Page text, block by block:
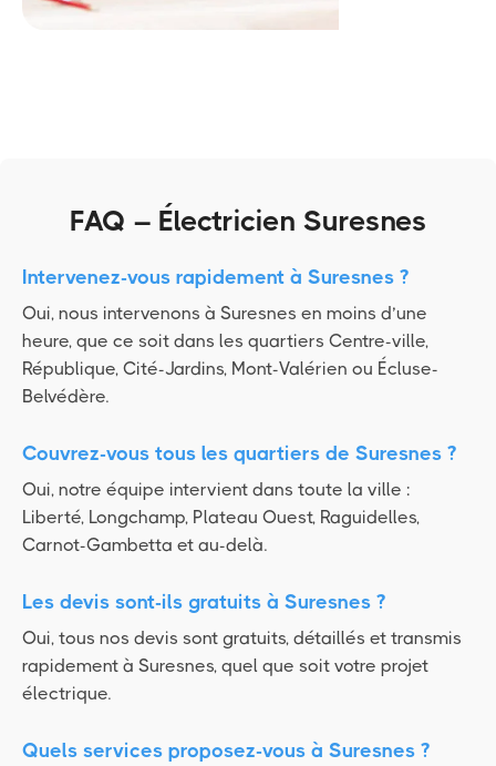
FAQ – Électricien Suresnes
Intervenez-vous rapidement à Suresnes ?
Oui, nous intervenons à Suresnes en moins d’une
heure, que ce soit dans les quartiers Centre-ville,
République, Cité-Jardins, Mont-Valérien ou Écluse-
Belvédère.
Couvrez-vous tous les quartiers de Suresnes ?
Oui, notre équipe intervient dans toute la ville :
Liberté, Longchamp, Plateau Ouest, Raguidelles,
Carnot-Gambetta et au-delà.
Les devis sont-ils gratuits à Suresnes ?
Oui, tous nos devis sont gratuits, détaillés et transmis
rapidement à Suresnes, quel que soit votre projet
électrique.
Quels services proposez-vous à Suresnes ?